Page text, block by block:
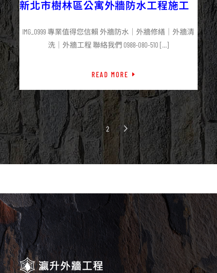
新北市樹林區公寓外牆防水工程施工
IMG_0999 專業值得您信賴 外牆防水｜外牆修繕｜外牆清
洗｜外牆工程 聯絡我們 0988-080-510 […]
READ MORE
1 2